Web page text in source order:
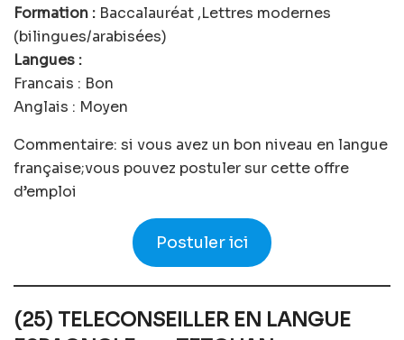
Formation : Baccalauréat ,Lettres modernes
(bilingues/arabisées)
Langues :
Francais : Bon
Anglais : Moyen
Commentaire: si vous avez un bon niveau en langue
française;vous pouvez postuler sur cette offre
d’emploi
Postuler ici
(25) TELECONSEILLER EN LANGUE